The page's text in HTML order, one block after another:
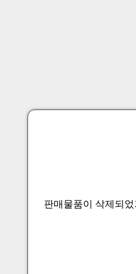
판매물품이 삭제되